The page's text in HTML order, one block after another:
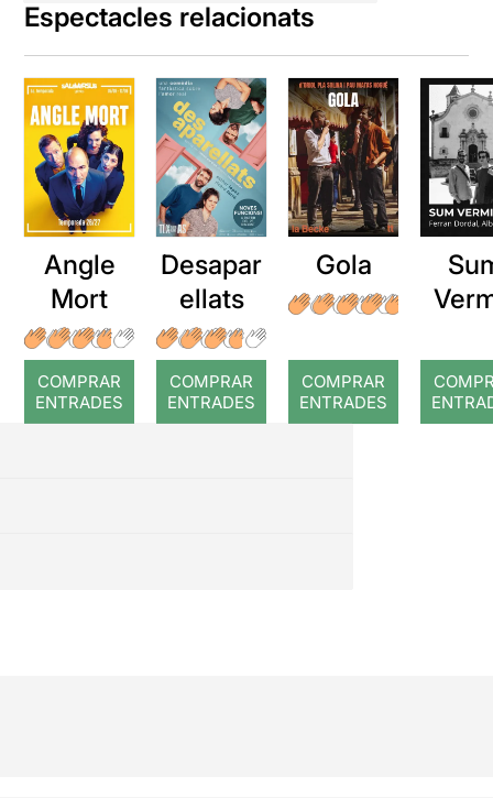
Espectacles relacionats
Angle
Mort
COMPRAR
ENTRADES
Desapar
ellats
COMPRAR
ENTRADES
Gola
COMPRAR
ENTRADES